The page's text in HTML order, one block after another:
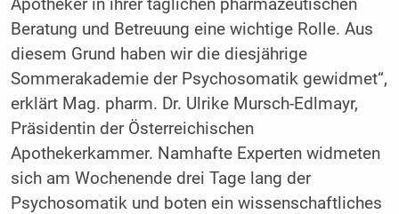
Apotheker in ihrer täglichen pharmazeutischen
Beratung und Betreuung eine wichtige Rolle. Aus
diesem Grund haben wir die diesjährige
Sommerakademie der Psychosomatik gewidmet“,
erklärt Mag. pharm. Dr. Ulrike Mursch-Edlmayr,
Präsidentin der Österreichischen
Apothekerkammer. Namhafte Experten widmeten
sich am Wochenende drei Tage lang der
Psychosomatik und boten ein wissenschaftliches